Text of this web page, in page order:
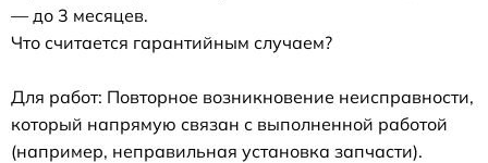
— до 3 месяцев.
Что считается гарантийным случаем?
Для работ: Повторное возникновение неисправности,
который напрямую связан с выполненной работой
(например, неправильная установка запчасти).